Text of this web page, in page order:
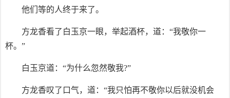
他们等的人终于来了。
方龙香看了白玉京一眼，举起酒杯，道：“我敬你一
杯。”
白玉京道：“为什么忽然敬我?”
方龙香叹了口气，道：“我只怕再不敬你以后就没机会